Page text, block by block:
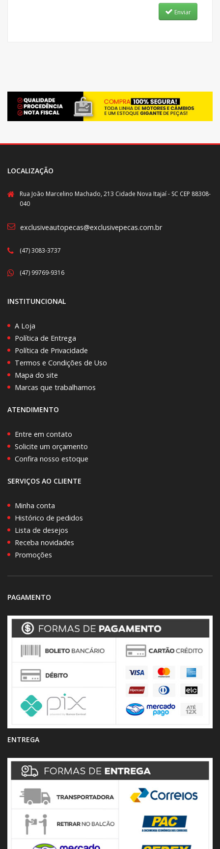
Enviar
LOCALIZAÇÃO
Rua João Marcelino Machado, 213 Cidade Nova Itajaí - SC CEP 88308-
040
exclusiveautopecas@exclusivepecas.com.br
(47) 3083-3737
(47) 99769-9316
INSTITUNCIONAL
A Loja
Política de Entrega
Política de Privacidade
Termos e Condições de Uso
Mapa do site
Marcas que trabalhamos
ATENDIMENTO
Entre em contato
Solicite um orçamento
Confira nosso estoque
SERVIÇOS AO CLIENTE
Minha conta
Histórico de pedidos
Lista de desejos
Receba novidades
Promoções
PAGAMENTO
ENTREGA